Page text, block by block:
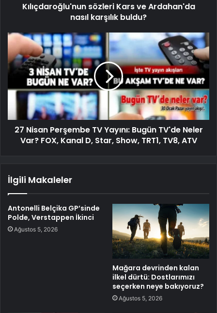
Kılıçdaroğlu'nun sözleri Kars ve Ardahan'da
nasıl karşılık buldu?
27 Nisan Perşembe TV Yayını: Bugün TV'de Neler
Var? FOX, Kanal D, Star, Show, TRT1, TV8, ATV
İlgili Makaleler
Antonelli Belçika GP’sinde
Polde, Verstappen İkinci
Ağustos 5, 2026
Mağara devrinden kalan
ilkel dürtü: Dostlarımızı
seçerken neye bakıyoruz?
Ağustos 5, 2026